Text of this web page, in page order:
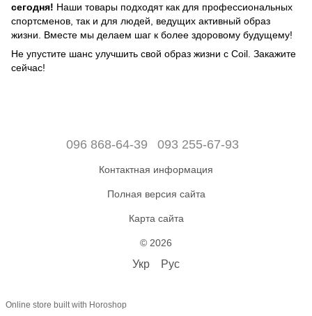
сегодня! Наши товары подходят как для профессиональных
спортсменов, так и для людей, ведущих активный образ
жизни. Вместе мы делаем шаг к более здоровому будущему!
Не упустите шанс улучшить свой образ жизни с Coil. Закажите
сейчас!
096 868-64-39 093 255-67-93
Контактная информация
Полная версия сайта
Карта сайта
© 2026
Укр Рус
Online store built with Horoshop